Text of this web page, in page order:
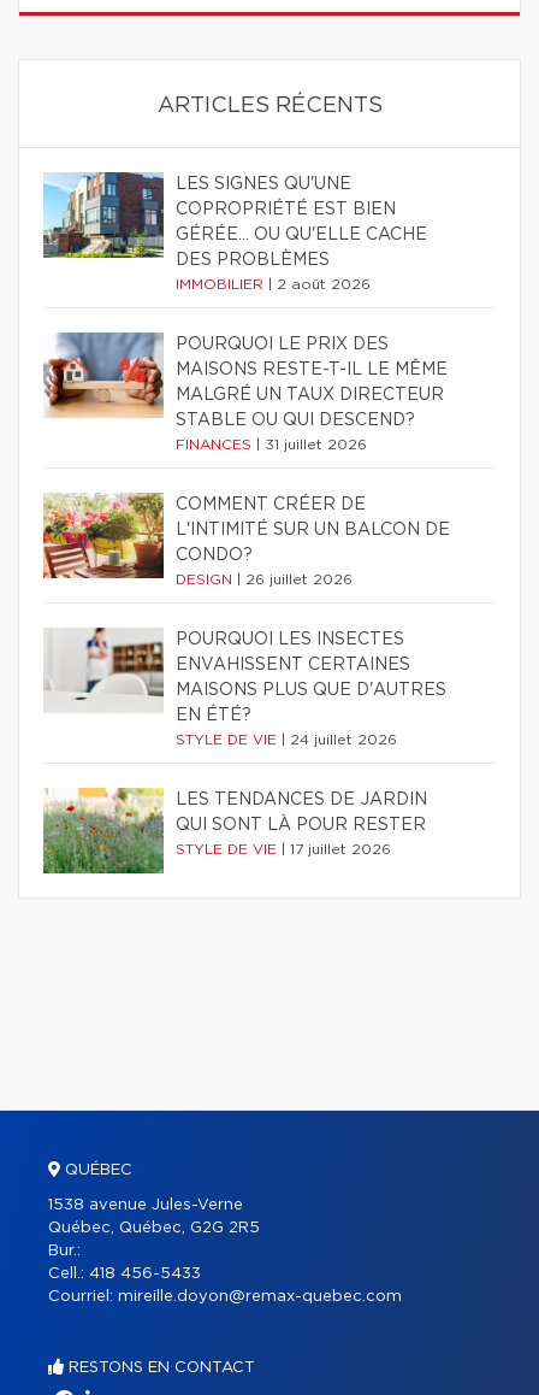
ARTICLES RÉCENTS
LES SIGNES QU'UNE
COPROPRIÉTÉ EST BIEN
GÉRÉE… OU QU'ELLE CACHE
DES PROBLÈMES
IMMOBILIER 2 août 2026
POURQUOI LE PRIX DES
MAISONS RESTE-T-IL LE MÊME
MALGRÉ UN TAUX DIRECTEUR
STABLE OU QUI DESCEND?
FINANCES 31 juillet 2026
COMMENT CRÉER DE
L'INTIMITÉ SUR UN BALCON DE
CONDO?
DESIGN 26 juillet 2026
POURQUOI LES INSECTES
ENVAHISSENT CERTAINES
MAISONS PLUS QUE D'AUTRES
EN ÉTÉ?
STYLE DE VIE 24 juillet 2026
LES TENDANCES DE JARDIN
QUI SONT LÀ POUR RESTER
STYLE DE VIE 17 juillet 2026
QUÉBEC
1538 avenue Jules-Verne
Québec, Québec, G2G 2R5
Bur.:
Cell.: 418 456-5433
Courriel: mireille.doyon@remax-quebec.com
RESTONS EN CONTACT